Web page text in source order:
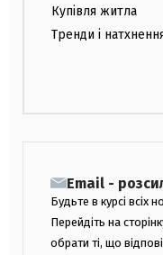
Купівля житла
Тренди і
Email -
Будьте в курсі всіх
Перейдіть на
обрати ті, що